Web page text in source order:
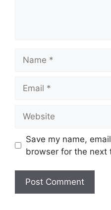
Save my name,
browser for the next